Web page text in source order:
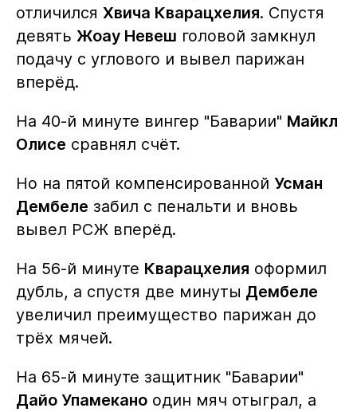
отличился Хвича Кварацхелия. Спустя
девять Жоау Невеш головой замкнул
подачу с углового и вывел парижан
вперёд.
На 40-й минуте вингер "Баварии" Майкл
Олисе сравнял счёт.
Но на пятой компенсированной Усман
Дембеле забил с пенальти и вновь
вывел РСЖ вперёд.
На 56-й минуте Кварацхелия оформил
дубль, а спустя две минуты Дембеле
увеличил преимущество парижан до
трёх мячей.
На 65-й минуте защитник "Баварии"
Дайо Упамеканоодин мяч отыграл, а